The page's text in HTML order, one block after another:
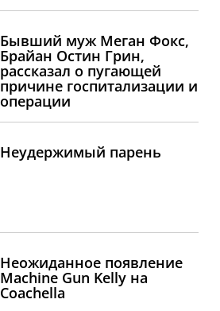
Бывший муж Меган Фокс,
Брайан Остин Грин,
рассказал о пугающей
причине госпитализации и
операции
Неудержимый парень
Неожиданное появление
Machine Gun Kelly на
Coachella